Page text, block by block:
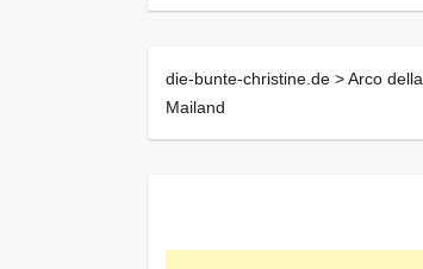
die-bunte-christine.de >Arco
Mailand